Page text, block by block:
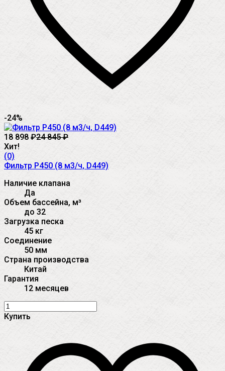
-24%
18 898 ₽24 845₽
Хит!
(0)
Фильтр P450 (8 м3/ч, D449)
Наличие клапана
Да
Объем бассейна, м³
до 32
Загрузка песка
45 кг
Соединение
50 мм
Страна производства
Китай
Гарантия
12 месяцев
Купить